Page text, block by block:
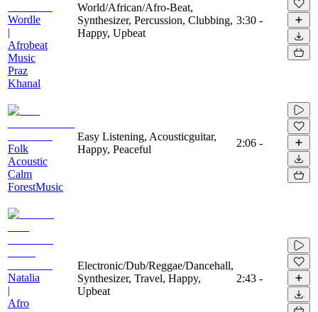
Wordle
|
Afrobeat
Music
Praz
Khanal
World/African/Afro-Beat,
Synthesizer, Percussion, Clubbing,
Happy, Upbeat
3:30 -
Folk
Acoustic
Calm
ForestMusic
Easy Listening, Acousticguitar,
Happy, Peaceful
2:06 -
Natalia
|
Afro
Electronic/Dub/Reggae/Dancehall,
Synthesizer, Travel, Happy,
Upbeat
2:43 -